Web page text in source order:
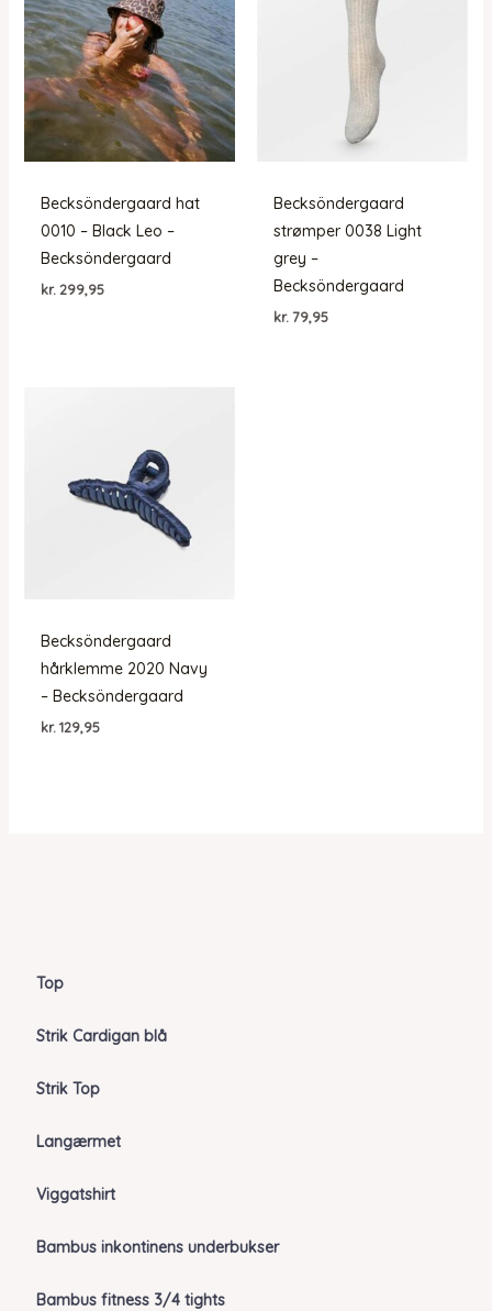
Top
Strik Cardigan blå
Strik Top
Langærmet
Viggatshirt
Bambus inkontinens underbukser
Bambus fitness 3/4 tights
Becksöndergaard hat
0010 – Black Leo –
Becksöndergaard
kr. 299,95
Becksöndergaard
strømper 0038 Light
grey –
Becksöndergaard
kr. 79,95
Becksöndergaard
hårklemme 2020 Navy
– Becksöndergaard
kr. 129,95